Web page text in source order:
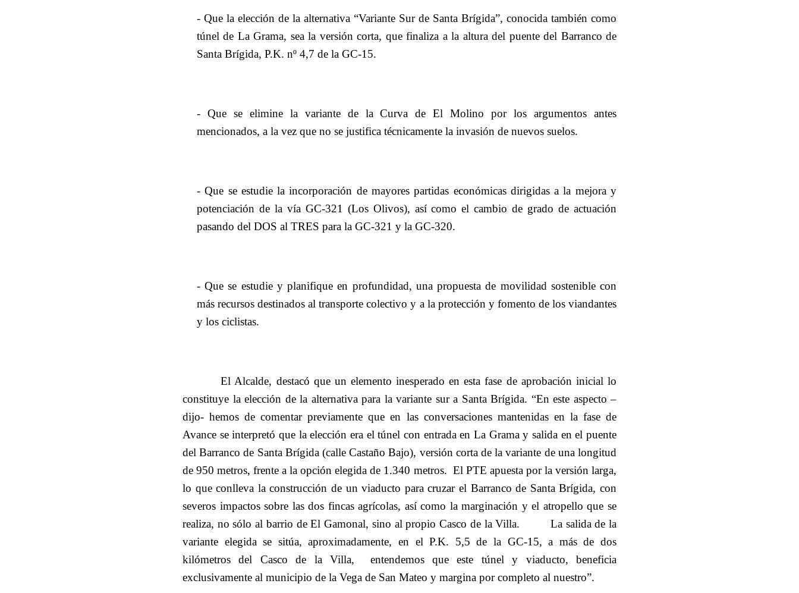
- Que la elección de la alternativa “Variante Sur de Santa Brígida”, conocida también como
túnel de La Grama, sea la versión corta, que finaliza a la altura del puente del Barranco de
Santa Brígida, P.K. nº 4,7 de la GC-15.
- Que se elimine la variante de la Curva de El Molino por los argumentos antes
mencionados, a la vez que no se justifica técnicamente la invasión de nuevos suelos.
- Que se estudie la incorporación de mayores partidas económicas dirigidas a la mejora y
potenciación de la vía GC-321 (Los Olivos), así como el cambio de grado de actuación
pasando del DOS al TRES para la GC-321 y la GC-320.
- Que se estudie y planifique en profundidad, una propuesta de movilidad sostenible con
más recursos destinados al transporte colectivo y a la protección y fomento de los viandantes
y los ciclistas.
El Alcalde, destacó que un elemento inesperado en esta fase de aprobación inicial lo
constituye la elección de la alternativa para la variante sur a Santa Brígida. “En este aspecto –
dijo- hemos de comentar previamente que en las conversaciones mantenidas en la fase de
Avance se interpretó que la elección era el túnel con entrada en La Grama y salida en el puente
del Barranco de Santa Brígida (calle Castaño Bajo), versión corta de la variante de una longitud
de 950 metros, frente a la opción elegida de 1.340 metros. El PTE apuesta por la versión larga,
lo que conlleva la construcción de un viaducto para cruzar el Barranco de Santa Brígida, con
severos impactos sobre las dos fincas agrícolas, así como la marginación y el atropello que se
realiza, no sólo al barrio de El Gamonal, sino al propio Casco de la Villa.
La salida de la
variante elegida se sitúa, aproximadamente, en el P.K. 5,5 de la GC-15, a más de dos
kilómetros del Casco de la Villa,
entendemos que este túnel y viaducto, beneficia
exclusivamente al municipio de la Vega de San Mateo y margina por completo al nuestro”.